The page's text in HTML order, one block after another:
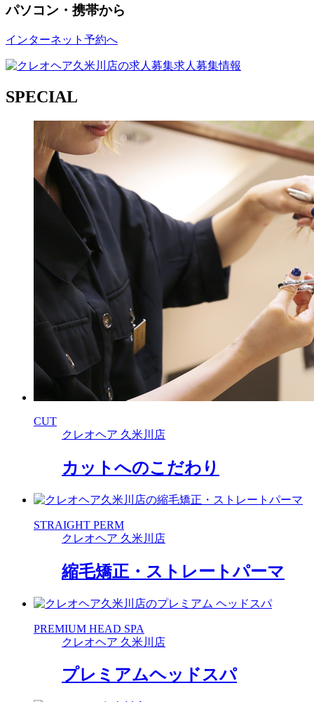
パソコン・携帯から
インターネット予約へ
求人募集情報
SPECIAL
CUT
クレオヘア 久米川店
カットへのこだわり
STRAIGHT PERM
クレオヘア 久米川店
縮毛矯正・ストレートパーマ
PREMIUM HEAD SPA
クレオヘア 久米川店
プレミアムヘッドスパ